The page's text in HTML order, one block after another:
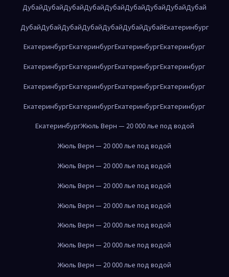
ДубайДубайДубайДубайДубайДубайДубайДубайДубай
ДубайДубайДубайДубайДубайДубайДубайЕкатеринбург
ЕкатеринбургЕкатеринбургЕкатеринбургЕкатеринбург
ЕкатеринбургЕкатеринбургЕкатеринбургЕкатеринбург
ЕкатеринбургЕкатеринбургЕкатеринбургЕкатеринбург
ЕкатеринбургЕкатеринбургЕкатеринбургЕкатеринбург
ЕкатеринбургЖюль Верн — 20 000 лье под водой
Жюль Верн — 20 000 лье под водой
Жюль Верн — 20 000 лье под водой
Жюль Верн — 20 000 лье под водой
Жюль Верн — 20 000 лье под водой
Жюль Верн — 20 000 лье под водой
Жюль Верн — 20 000 лье под водой
Жюль Верн — 20 000 лье под водой